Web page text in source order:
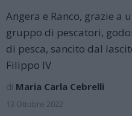
Angera e Ranco, grazie a
gruppo di pescatori,
di pesca, sancito dal
Filippo IV
di Maria Carla Cebrelli
13 Ottobre 2022